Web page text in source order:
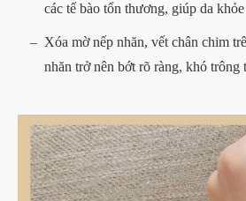
các tế bào tổn thương, giúp da
Xóa mờ nếp nhăn, vết chân chim
nhăn trở nên bớt rõ ràng, khó trông